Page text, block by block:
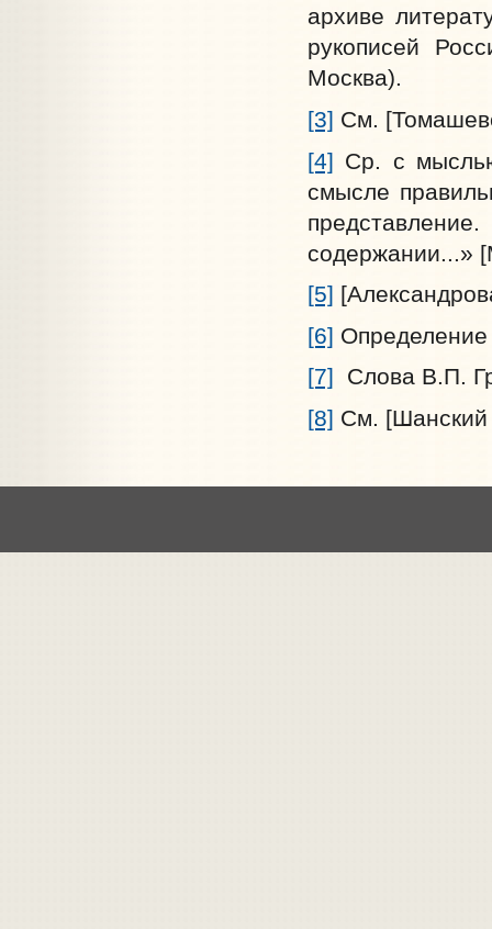
архиве
рукописей
Москва).
[3] См.
[4] Ср. с
смысле
содержании...»
[5]
[6]
[7] Слова В.П.
[8] См. [Шанский